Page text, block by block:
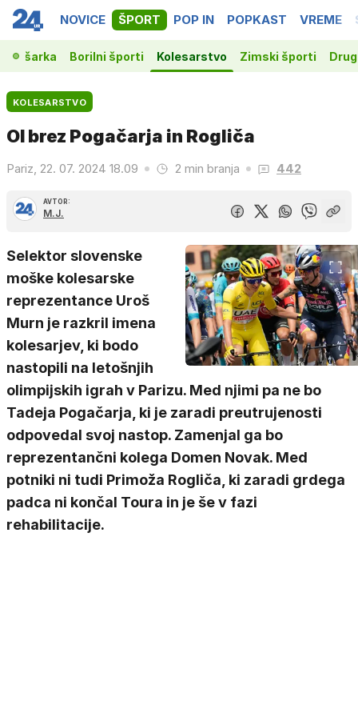
NOVICE ŠPORT POP IN POPKAST VREME
Košarka Borilni športi Kolesarstvo Zimski športi
KOLESARSTVO
OI brez Pogačarja in Rogliča
Pariz, 22. 07. 2024 18.09 2 min branja 442
AVTOR:
M.J.
Selektor slovenske
moške kolesarske
reprezentance Uroš
Murn je razkril imena
kolesarjev, ki bodo
nastopili na letošnjih
olimpijskih igrah v Parizu. Med njimi pa ne bo
Tadeja Pogačarja, ki je zaradi preutrujenosti
odpovedal svoj nastop. Zamenjal ga bo
reprezentančni kolega Domen Novak. Med
potniki ni tudi Primoža Rogliča, ki zaradi grdega
padca ni končal Toura in je še v fazi
rehabilitacije.